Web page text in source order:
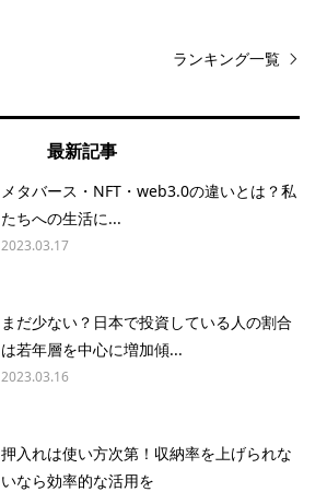
ランキング一覧
最新記事
メタバース・NFT・web3.0の違いとは？私
たちへの生活に...
2023.03.17
まだ少ない？日本で投資している人の割合
は若年層を中心に増加傾...
2023.03.16
押入れは使い方次第！収納率を上げられな
いなら効率的な活用を